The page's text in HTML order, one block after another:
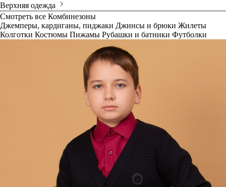
Верхняя одежда
Смотреть все Комбинезоны
Джемперы, кардиганы, пиджаки Джинсы и брюки Жилеты
Колготки Костюмы Пижамы Рубашки и батники Футболки